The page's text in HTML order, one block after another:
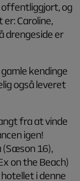
offentliggjort, og
Caroline,
drengeside er
kendinge
også leveret
fra at vinde
igen!
(Sæson 16),
on the Beach)
i denne